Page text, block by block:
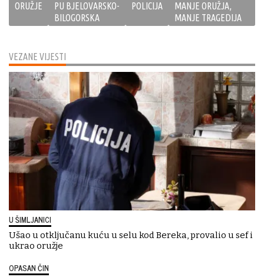
VEZANE VIJESTI
U ŠIMLJANICI
Ušao u otključanu kuću u selu kod Bereka, provalio u sef i
ukrao oružje
OPASAN ČIN
ORUŽJE
PU BJELOVARSKO-
BILOGORSKA
POLICIJA
MANJE ORUŽJA,
MANJE TRAGEDIJA